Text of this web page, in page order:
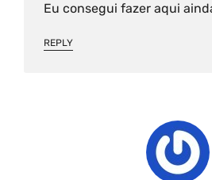
Eu consegui fazer aqui
REPLY